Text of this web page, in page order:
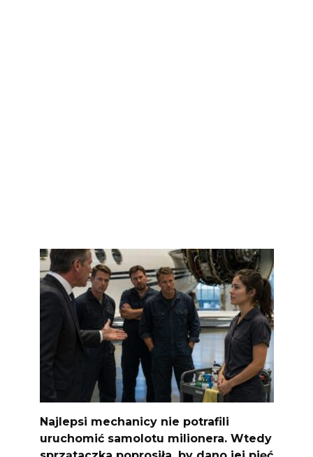
Najlepsi mechanicy nie potrafili
uruchomić samolotu milionera. Wtedy